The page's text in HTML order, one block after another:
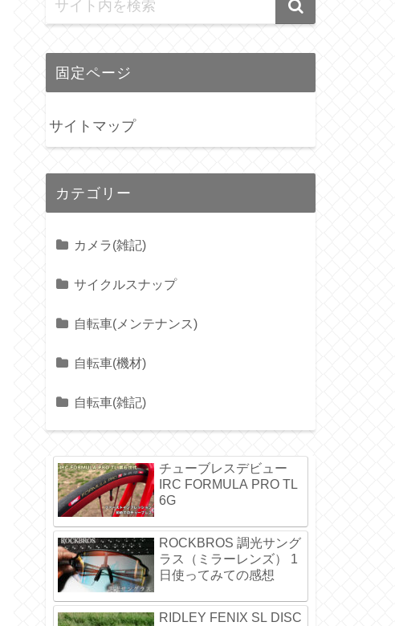
固定ページ
サイトマップ
カテゴリー
カメラ(雑記)
サイクルスナップ
自転車(メンテナンス)
自転車(機材)
自転車(雑記)
チューブレスデビュー
IRC FORMULA PRO TL
6G
ROCKBROS 調光サング
ラス（ミラーレンズ） 1
日使ってみての感想
RIDLEY FENIX SL DISC